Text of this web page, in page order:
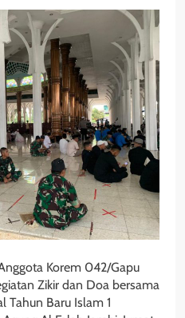
Korem 042/Gapu
Zikir dan Doa bersama
Tahun Baru Islam 1